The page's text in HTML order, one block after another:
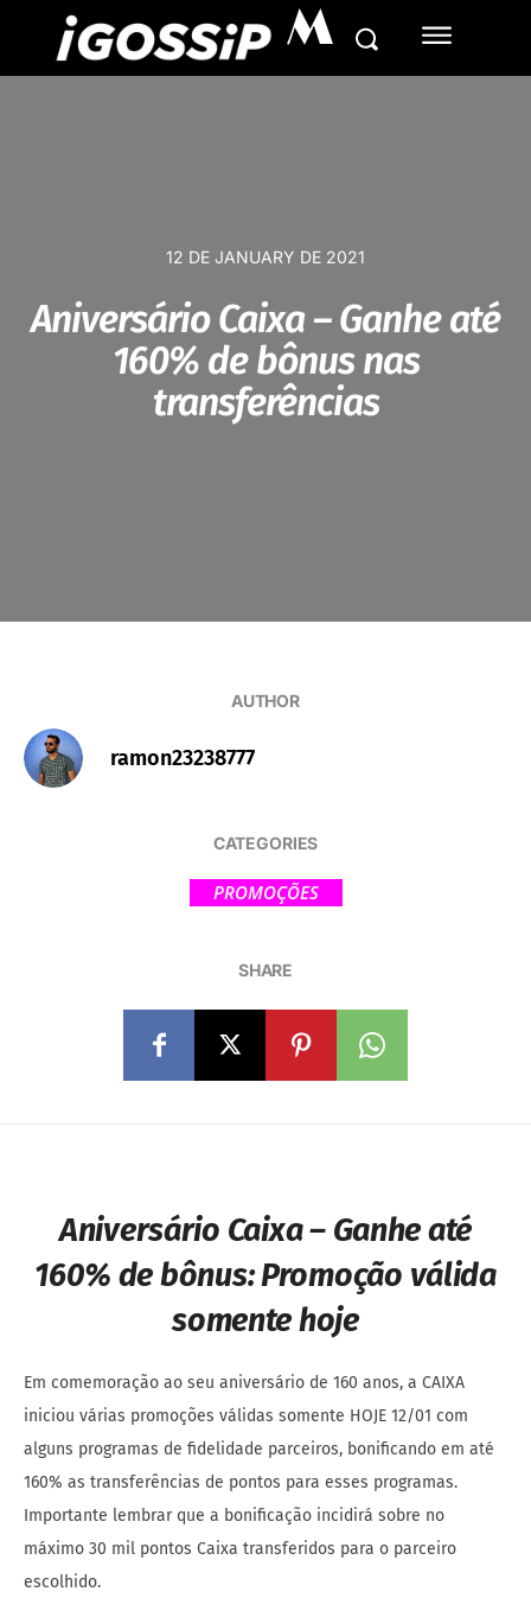
M
12 DE JANUARY DE 2021
Aniversário Caixa – Ganhe até
160% de bônus nas
transferências
AUTHOR
ramon23238777
CATEGORIES
PROMOÇÕES
SHARE
Aniversário Caixa – Ganhe até
160% de bônus: Promoção válida
somente hoje
Em comemoração ao seu aniversário de 160 anos, a CAIXA
iniciou várias promoções válidas somente HOJE 12/01 com
alguns programas de fidelidade parceiros, bonificando em até
160% as transferências de pontos para esses programas.
Importante lembrar que a bonificação incidirá sobre no
máximo 30 mil pontos Caixa transferidos para o parceiro
escolhido.